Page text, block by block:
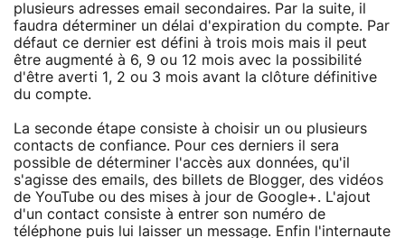
plusieurs adresses email secondaires. Par la suite, il
faudra déterminer un délai d'expiration du compte. Par
défaut ce dernier est défini à trois mois mais il peut
être augmenté à 6, 9 ou 12 mois avec la possibilité
d'être averti 1, 2 ou 3 mois avant la clôture définitive
du compte.
La seconde étape consiste à choisir un ou plusieurs
contacts de confiance. Pour ces derniers il sera
possible de déterminer l'accès aux données, qu'il
s'agisse des emails, des billets de Blogger, des vidéos
de YouTube ou des mises à jour de Google+. L'ajout
d'un contact consiste à entrer son numéro de
téléphone puis lui laisser un message. Enfin l'internaute